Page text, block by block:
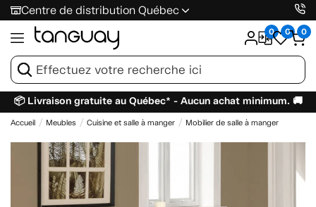
Centre de distribution Québec
0 0 0
📦 Livraison gratuite au Québec* - Aucun achat minimum. 🚚
Accueil Meubles Cuisine et salle à manger Mobilier de salle à manger